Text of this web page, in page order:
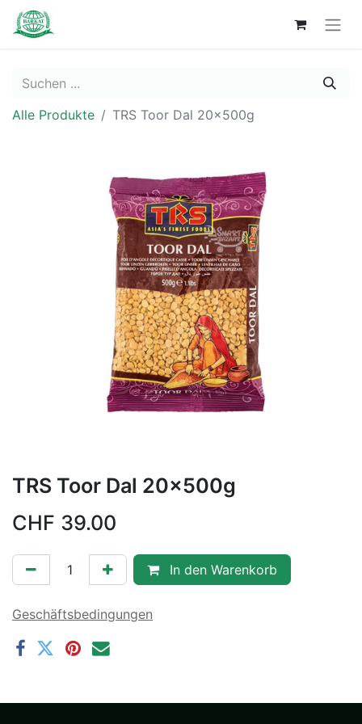
Alle Produkte TRS Toor Dal 20x500g
TRS Toor Dal 20x500g
CHF 39.00
In den Warenkorb
Geschäftsbedingungen